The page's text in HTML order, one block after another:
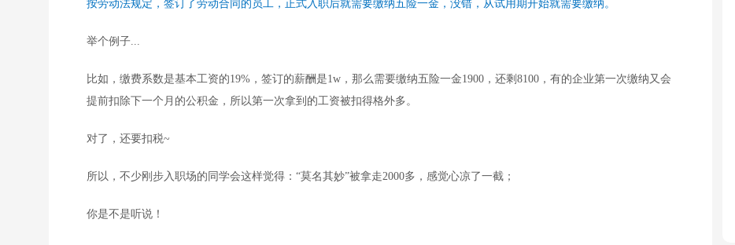
按劳动法规定，签订了劳动合同的员工，正式入职后就需要缴纳五险一金，没错，从试用期开始就需要缴纳。
举个例子...
比如，缴费系数是基本工资的19%，签订的薪酬是1w，那么需要缴纳五险一金1900，还剩8100，有的企业第一次缴纳又会
提前扣除下一个月的公积金，所以第一次拿到的工资被扣得格外多。
对了，还要扣税~
所以，不少刚步入职场的同学会这样觉得：“莫名其妙”被拿走2000多，感觉心凉了一截；
你是不是听说！